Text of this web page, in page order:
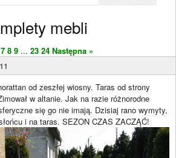
mebli
7 8 9 ... 23 24 Następna »
od zeszłej wiosny. Taras od strony
w altanie. Jak na razie różnorodne
się go nie imają. Dzisiaj rano wymyty,
i na taras. SEZON CZAS ZACZĄĆ!